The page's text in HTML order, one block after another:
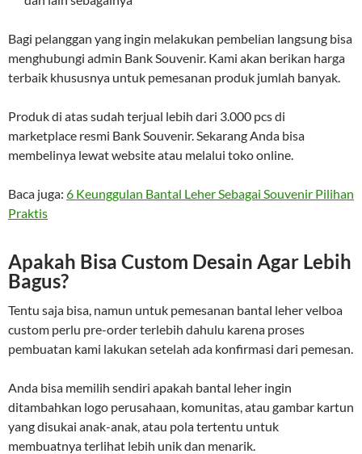
Bagi pelanggan yang ingin melakukan pembelian langsung bisa
menghubungi admin Bank Souvenir. Kami akan berikan harga
terbaik khususnya untuk pemesanan produk jumlah banyak.
Produk di atas sudah terjual lebih dari 3.000 pcs di
marketplace resmi Bank Souvenir. Sekarang Anda bisa
membelinya lewat website atau melalui toko online.
Baca juga: 6 Keunggulan Bantal Leher Sebagai Souvenir Pilihan
Praktis
Apakah Bisa Custom Desain Agar Lebih
Bagus?
Tentu saja bisa, namun untuk pemesanan bantal leher velboa
custom perlu pre-order terlebih dahulu karena proses
pembuatan kami lakukan setelah ada konfirmasi dari pemesan.
Anda bisa memilih sendiri apakah bantal leher ingin
ditambahkan logo perusahaan, komunitas, atau gambar kartun
yang disukai anak-anak, atau pola tertentu untuk
membuatnya terlihat lebih unik dan menarik.